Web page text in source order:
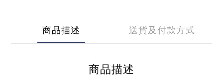
商品描述 送貨及付款方式
商品描述